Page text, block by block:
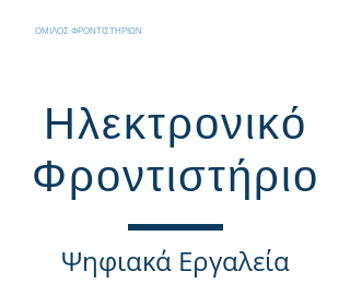
ΟΜΙΛΟΣ ΦΡΟΝΤΙΣΤΗΡΙΩΝ
Ηλεκτρονικό
Φροντιστήριο
Ψηφιακά Εργαλεία